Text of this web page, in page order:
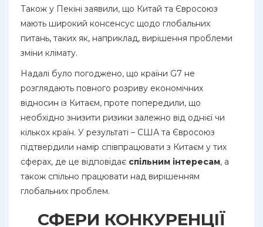
Також у Пекіні заявили, що Китай та Євросоюз
мають широкий консенсус щодо глобальних
питань, таких як, наприклад, вирішення проблеми
зміни клімату.
Надалі було погоджено, що країни G7 не
розглядають повного розриву економічних
відносин із Китаєм, проте попередили, що
необхідно знизити ризики залежно від однієї чи
кількох країн. У результаті – США та Євросоюз
підтвердили намір співпрацювати з Китаєм у тих
сферах, де це відповідає спільним інтересам, а
також спільно працювати над вирішенням
глобальних проблем.
СФЕРИ КОНКУРЕНЦІЇ